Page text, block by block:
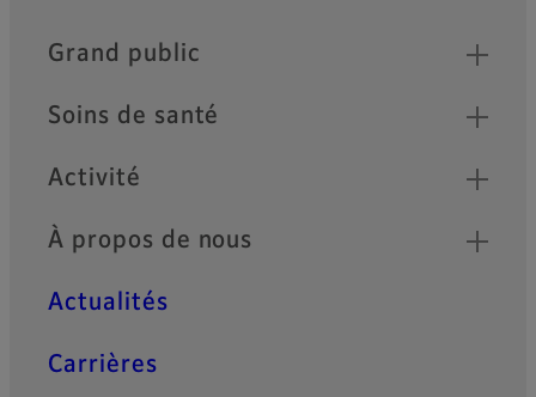
Quick Links
Grand public
Soins de santé
Activité
À propos de nous
Actualités
Carrières